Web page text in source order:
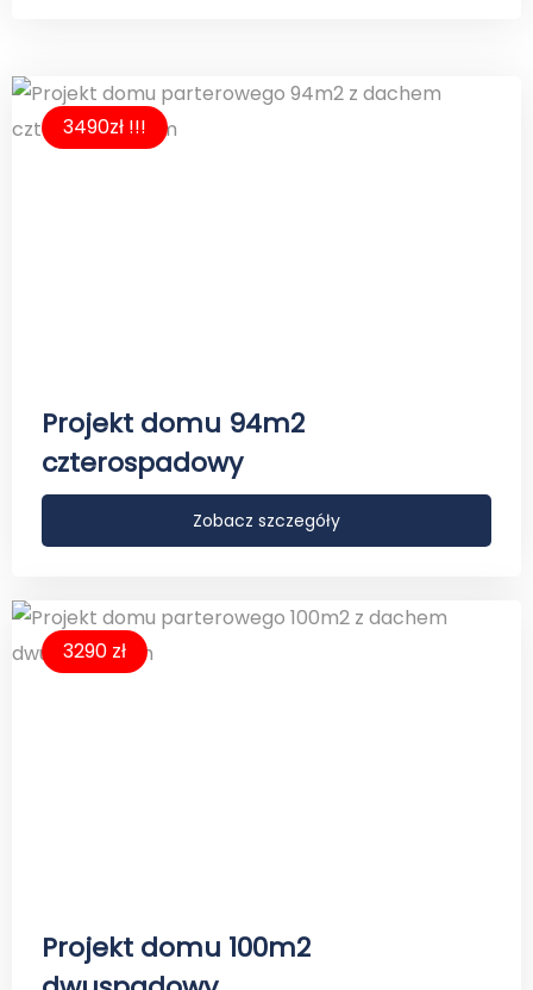
3490zł !!!
Projekt domu 94m2
czterospadowy
Zobacz szczegóły
3290 zł
Projekt domu 100m2